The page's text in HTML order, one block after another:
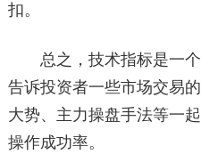
扣。
总之，技术指标是一个
告诉投资者一些市场交易
大势、主力操盘手法等一
操作成功率。